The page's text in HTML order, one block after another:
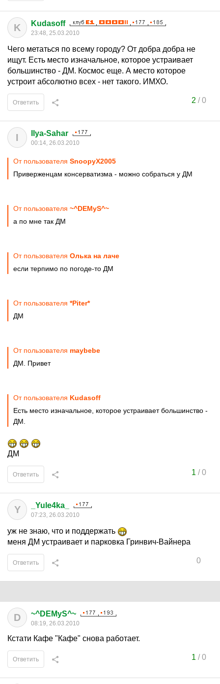
K Kudasoff
23:48, 25.03.2010
Чего метаться по всему городу? От добра добра не
ищут. Есть место изначальное, которое устраивает
большинство - ДМ. Космос еще. А место которое
устроит абсолютно всех - нет такого. ИМХО.
2 /0
Ответить
I Ilya-Sahar
00:14, 26.03.2010
От пользователя SnoopyX2005
Приверженцам консерватизма - можно собраться у ДМ
От пользователя ~^DEMyS^~
а по мне так ДМ
От пользователя Олька на лаче
если терпимо по погоде-то ДМ
От пользователя *Piter*
ДМ
От пользователя maybebe
ДМ. Привет
От пользователя Kudasoff
Есть место изначальное, которое устраивает большинство -
ДМ.
ДМ
1 /0
Ответить
Y _Yule4ka_
07:23, 26.03.2010
уж не знаю, что и поддержать
меня ДМ устраивает и парковка Гринвич-Вайнера
0
Ответить
D ~^DEMyS^~
08:19, 26.03.2010
Кстати Кафе "Кафе" снова работает.
1 /0
Ответить